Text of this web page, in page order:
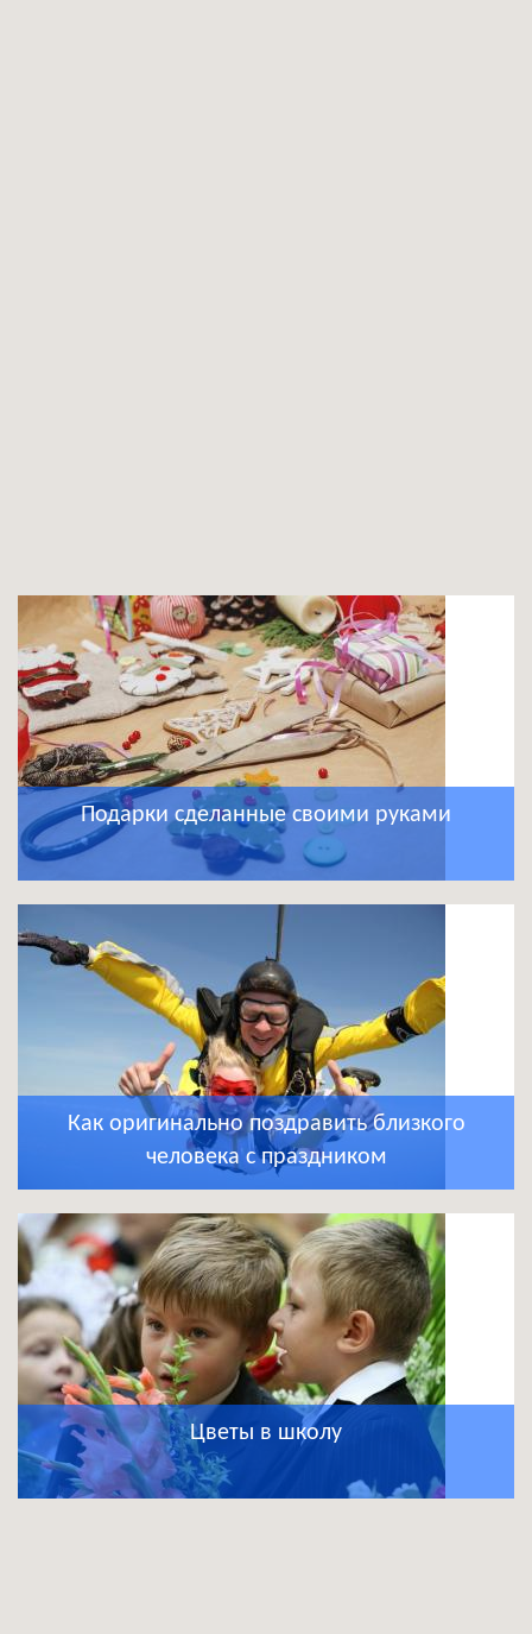
Подарки сделанные своими руками
Как оригинально поздравить близкого
человека с праздником
Цветы в школу